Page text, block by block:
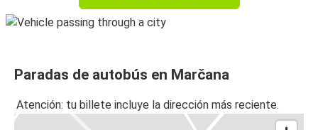
Paradas de autobús en Marčana
Atención: tu billete incluye la dirección más reciente.